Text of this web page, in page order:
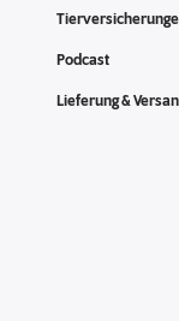
Podcast
Lieferung &